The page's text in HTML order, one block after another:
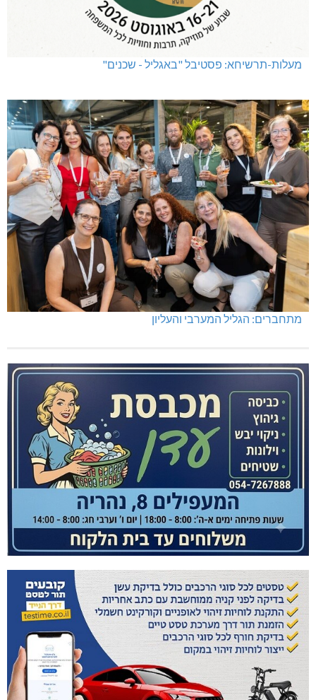
מעלות-תרשיחא: פסטיבל "באגליל - שכנים"
מתחברים: הגליל המערבי והעליון